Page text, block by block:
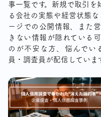
事一覧です。新規で取引を
る会社の実態や経営状態
ージでの公開情報、また
きない情報が隠れている
のが不安な方、悩んでい
員・調査員が配信していま